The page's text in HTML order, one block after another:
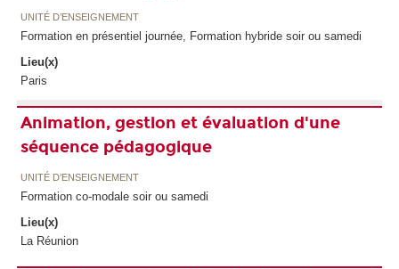
UNITÉ D’ENSEIGNEMENT
Formation en présentiel journée, Formation hybride soir ou samedi
Lieu(x)
Paris
Animation, gestion et évaluation d'une
séquence pédagogique
UNITÉ D’ENSEIGNEMENT
Formation co-modale soir ou samedi
Lieu(x)
La Réunion